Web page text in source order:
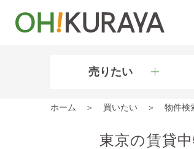
売りたい
ホーム 買いたい 物件検
東京の賃貸